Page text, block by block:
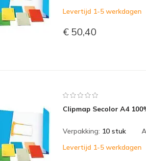
Levertijd 1-5 werkdagen
€ 50,40
Clipmap Secolor A4
Verpakking: 10 stuk
Levertijd 1-5 werkdagen